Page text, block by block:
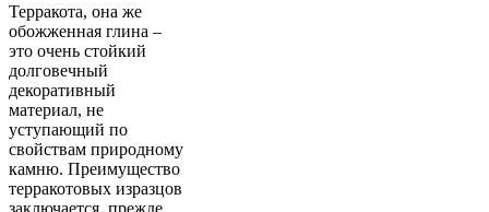
Терракота, она же
обожженная глина –
это очень стойкий
долговечный
декоративный
материал, не
уступающий по
свойствам природному
камню. Преимущество
терракотовых изразцов
заключается, прежде